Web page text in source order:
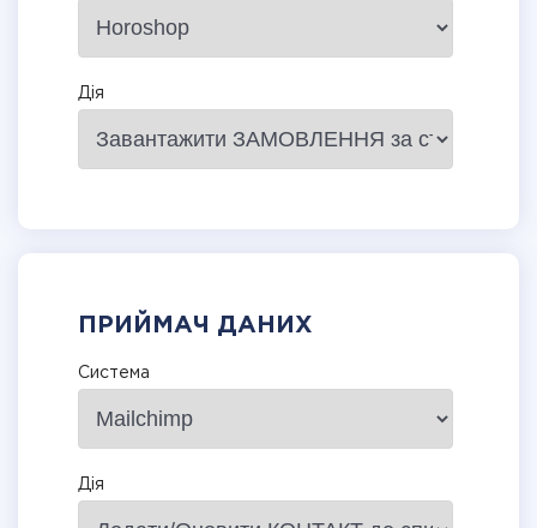
Дія
ПРИЙМАЧ ДАНИХ
Система
Дія